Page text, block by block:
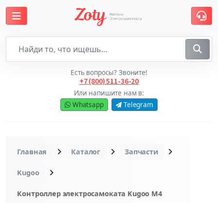
Есть вопросы? Звоните!
+7 (800) 511-36-20
Или напишите нам в:
Whatsapp
Telegram
Главная Каталог Запчасти
Kugoo
Контроллер электросамоката Kugoo M4